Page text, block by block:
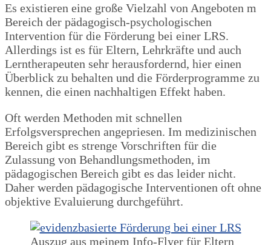
Es existieren eine große Vielzahl von Angeboten m
Bereich der pädagogisch-psychologischen
Intervention für die Förderung bei einer LRS.
Allerdings ist es für Eltern, Lehrkräfte und auch
Lerntherapeuten sehr herausfordernd, hier einen
Überblick zu behalten und die Förderprogramme zu
kennen, die einen nachhaltigen Effekt haben.
Oft werden Methoden mit schnellen
Erfolgsversprechen angepriesen. Im medizinischen
Bereich gibt es strenge Vorschriften für die
Zulassung von Behandlungsmethoden, im
pädagogischen Bereich gibt es das leider nicht.
Daher werden pädagogische Interventionen oft ohne
objektive Evaluierung durchgeführt.
Auszug aus meinem Info-Flyer für Eltern